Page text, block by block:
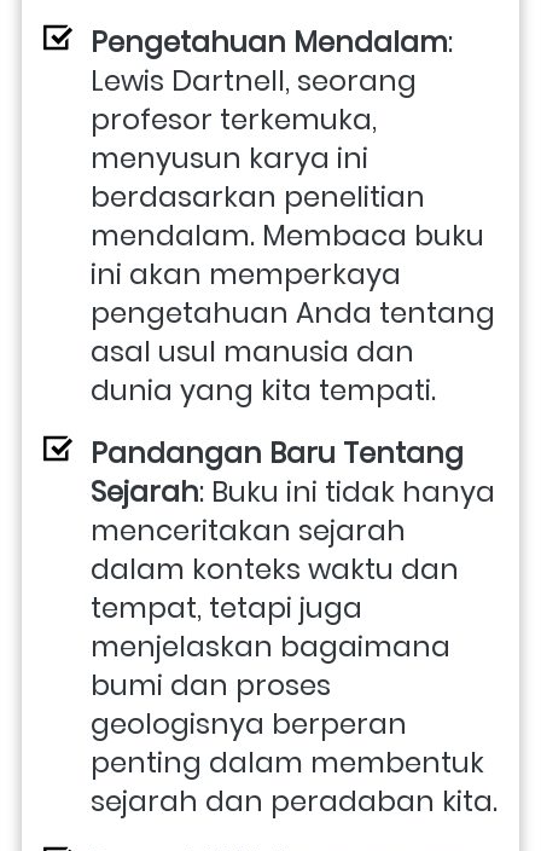
Pengetahuan Mendalam:
Lewis Dartnell, seorang
profesor terkemuka,
menyusun karya ini
berdasarkan penelitian
mendalam. Membaca buku
ini akan memperkaya
pengetahuan Anda tentang
asal usul manusia dan
dunia yang kita tempati.
Pandangan Baru Tentang
Sejarah: Buku ini tidak hanya
menceritakan sejarah
dalam konteks waktu dan
tempat, tetapi juga
menjelaskan bagaimana
bumi dan proses
geologisnya berperan
penting dalam membentuk
sejarah dan peradaban kita.